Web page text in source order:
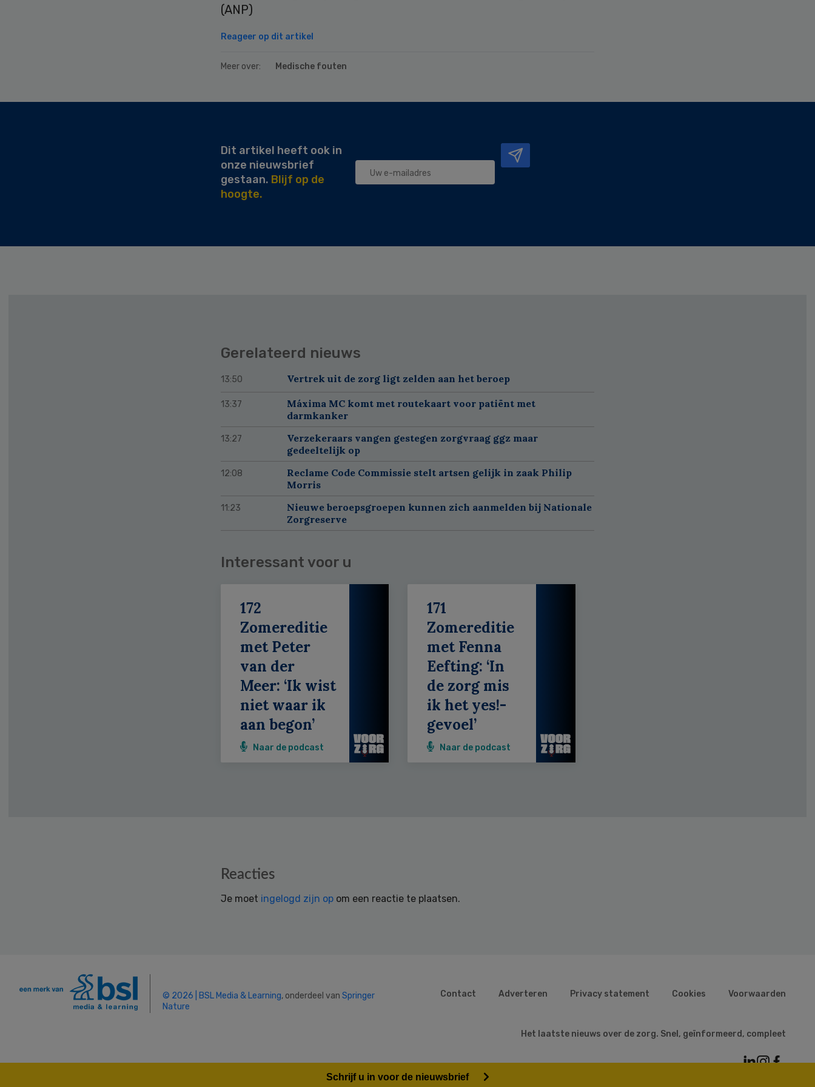
(ANP)
Reageer op dit artikel
Meer over: Medische fouten
Dit artikel heeft ook in
onze nieuwsbrief
gestaan. Blijf op de
hoogte.
Gerelateerd nieuws
13:50 Vertrek uit de zorg ligt zelden aan het beroep
13:37
Máxima MC komt met routekaart voor patiënt met
darmkanker
13:27
Verzekeraars vangen gestegen zorgvraag ggz maar
gedeeltelijk op
12:08
Reclame Code Commissie stelt artsen gelijk in zaak Philip
Morris
11:23
Nieuwe beroepsgroepen kunnen zich aanmelden bij Nationale
Zorgreserve
Interessant voor u
172
Zomereditie
met Peter
van der
Meer: ‘Ik wist
niet waar ik
aan begon’
Naar de podcast
171
Zomereditie
met Fenna
Eefting: ‘In
de zorg mis
ik het yes!-
gevoel’
Naar de podcast
Reacties
Je moet ingelogd zijn op om een reactie te plaatsen.
© 2026 | BSL Media & Learning, onderdeel van Springer
Nature
Contact Adverteren Privacy statement Cookies Voorwaarden
Het laatste nieuws over de zorg. Snel, geïnformeerd, compleet
Schrijf u in voor de nieuwsbrief